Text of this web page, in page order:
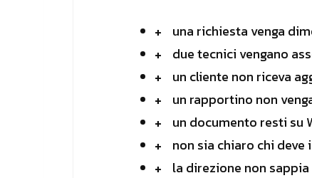
una richiesta venga
due tecnici vengano
un cliente non riceva
un rapportino non
un documento resti su
non sia chiaro chi deve
la direzione non